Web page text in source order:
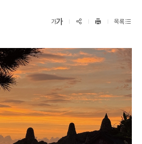
가축소보기
가확대보기SNS공유
프린트
목록